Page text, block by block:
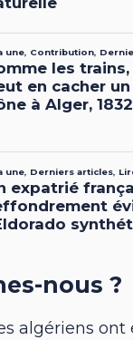
nous ?
algériens ont